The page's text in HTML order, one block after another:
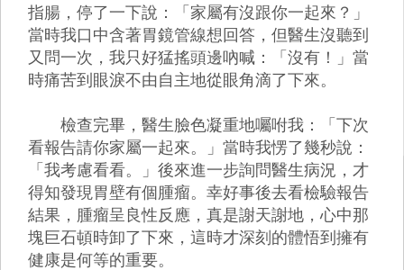
指腸，停了一下說：「家屬有沒跟你一起來？」
當時我口中含著胃鏡管線想回答，但醫生沒聽到
又問一次，我只好猛搖頭邊吶喊：「沒有！」當
時痛苦到眼淚不由自主地從眼角滴了下來。
檢查完畢，醫生臉色凝重地囑咐我：「下次
看報告請你家屬一起來。」當時我愣了幾秒說：
「我考慮看看。」後來進一步詢問醫生病況，才
得知發現胃壁有個腫瘤。幸好事後去看檢驗報告
結果，腫瘤呈良性反應，真是謝天謝地，心中那
塊巨石頓時卸了下來，這時才深刻的體悟到擁有
健康是何等的重要。